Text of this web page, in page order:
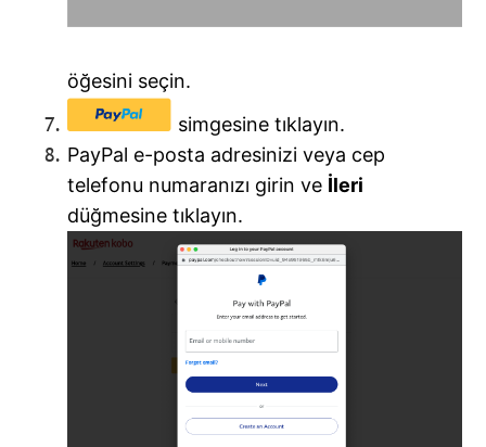
öğesini seçin.
simgesine tıklayın.
PayPal e-posta adresinizi veya cep
telefonu numaranızı girin ve İleri
düğmesine tıklayın.